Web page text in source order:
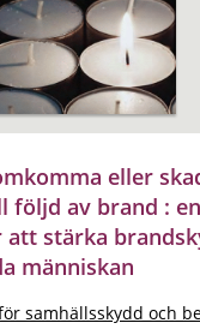
eller
följd av brand :
stärka
människan
samhällsskydd och